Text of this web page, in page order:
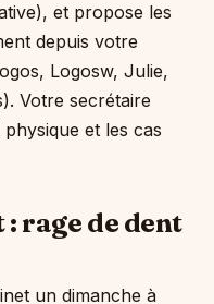
et propose les
depuis votre
Logosw, Julie,
Votre secrétaire
et les cas
: rage de dent
un dimanche à